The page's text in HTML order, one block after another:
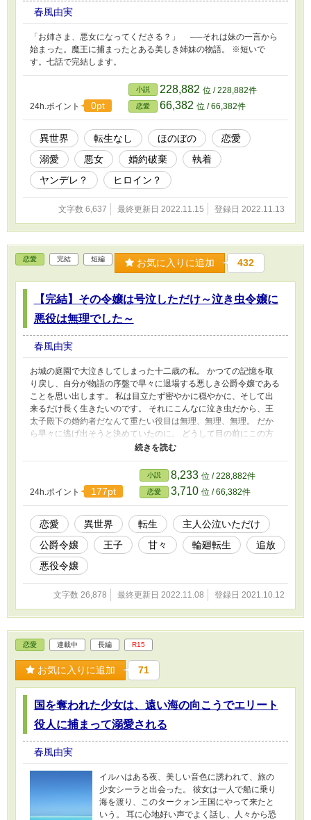
春風由実
「お姉さま、悪女になってくださる？」 ──それは妹の一言から
始まった。魔王に捕まったとある美しき姉妹の物語。 ※短いで
す。七話で完結します。
24h.ポイント 0pt
小説 228,882 位 / 228,882件
恋愛 66,382 位 / 66,382件
異世界 転生なし ほのぼの
恋愛
溺愛
悪女 婚約破棄
執着
ヤンデレ？
ヒロイン？
文字数 6,637 最終更新日 2022.11.15 登録日 2022.11.13
恋愛 完結 短編 お気に入りに追加 432
【完結】その令嬢は号泣しただけ～泣き虫令嬢に
悪役は無理でした～
春風由実
お城の庭園で大泣きしてしまった十二歳の私。 かつての記憶を取
り戻し、自分が物語の序盤で早々に退場する悪しき公爵令嬢である
ことを思い出します。 私は目立たず密やかに穏やかに、そして出
来るだけ長く生きたいのです。 それにこんなに泣き虫だから、王
太子殿下の婚約者だなんて重たい役目は無理、無理、無理。 だか
ら早々に逃げ出そうと決めていたのに。 どうして目の前にこの方
が座っているのでしょうか？ ※本編十七話、番外編四話の短いお
話です。 ※こちらはさっと完結します。（2022.11.8完結） ※カク
24h.ポイント 177pt
小説 8,233 位 / 228,882件
恋愛 3,710 位 / 66,382件
恋愛 異世界 転生
主人公泣いただけ
公爵令嬢
王子 甘々 輪廻転生
追放
悪役令嬢
文字数 26,878 最終更新日 2022.11.08 登録日 2021.10.12
恋愛 連載中 長編 R15
お気に入りに追加 71
国を奪われた少女は、遠い海の向こうでエリート
役人に捕まって溺愛される
春風由実
イルハはある夜、美しい音色に誘われて、旅の
少女シーラと出会った。 彼女は一人で船に乗り
海を渡り、このタークォン王国にやって来たと
いう。 耳に心地好い声でよく話し、人々から恐